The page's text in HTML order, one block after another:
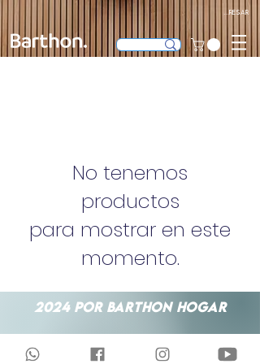
Ingresar
No tenemos
productos
para mostrar en este
momento.
2024 POR BARTHON HOGAR